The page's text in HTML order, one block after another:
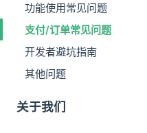
功能使用常见问题
支付/订单常见问题
开发者避坑指南
其他问题
关于我们